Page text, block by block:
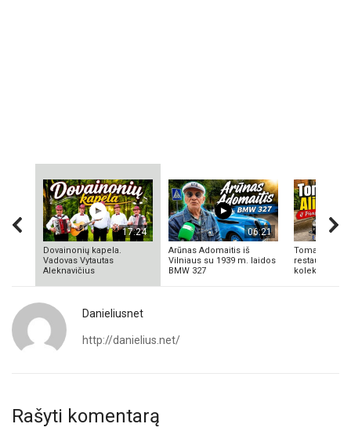
17:24
Dovainonių kapela.
Vadovas Vytautas
Aleknavičius
06:21
Arūnas Adomaitis iš
Vilniaus su 1939 m. laidos
BMW 327
Tomas
Danieliusnet
http://danielius.net/
Rašyti komentarą